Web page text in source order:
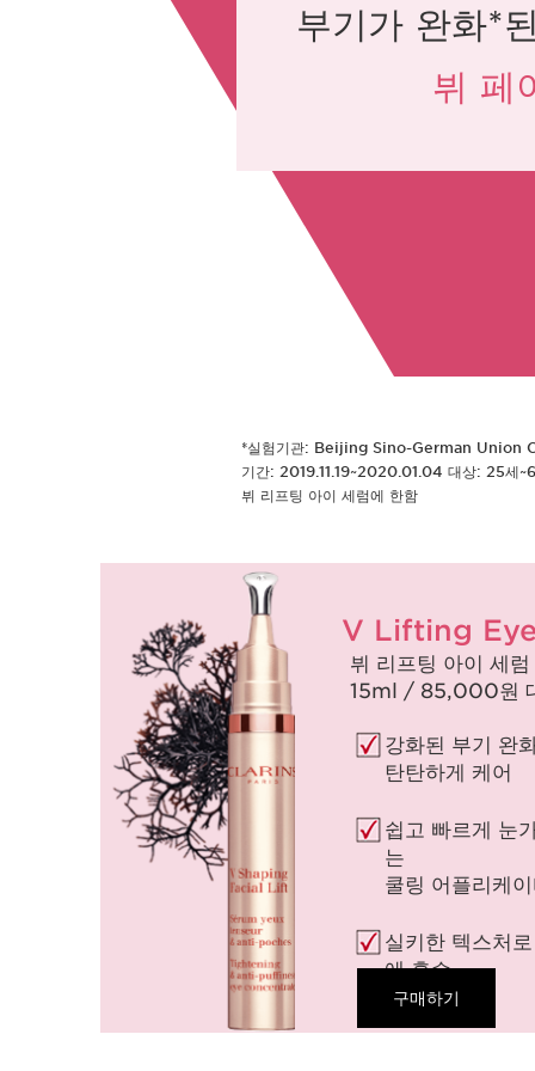
부기가 완화*
뷔 페
*실험기관: Beijing Sino-German Union
기간: 2019.11.19~2020.01.04 대상: 25세
뷔 리프팅 아이 세럼에 한함
V Lifting
뷔 리프팅 아이 세럼
15ml / 85,000원
강화된 부기 완
탄탄하게 케어
쉽고 빠르게 눈
는
쿨링 어플리케
실키한 텍스처
에 흡수
구매하기